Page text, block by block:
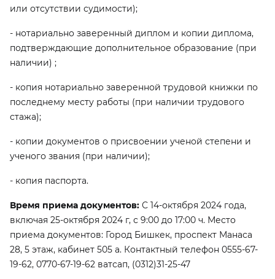
или отсутствии судимости);
- нотариально заверенный диплом и копии диплома,
подтверждающие дополнительное образование (при
наличии) ;
- копия нотариально заверенной трудовой книжки по
последнему месту работы (при наличии трудового
стажа);
- копии документов о присвоении ученой степени и
ученого звания (при наличии);
- копия паспорта.
Время приема документов: С 14-октября 2024 года,
включая 25-октября 2024 г, с 9:00 до 17:00 ч. Место
приема документов: Город Бишкек, проспект Манаса
28, 5 этаж, кабинет 505 а. Контактный телефон 0555-67-
19-62, 0770-67-19-62 ватсап, (0312)31-25-47